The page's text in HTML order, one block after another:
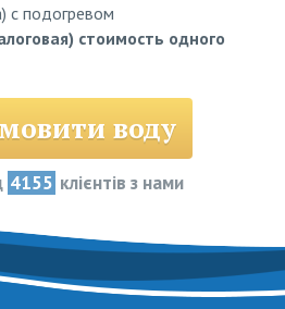
с подогревом
стоимость одного
воду
4155 клієнтів з нами